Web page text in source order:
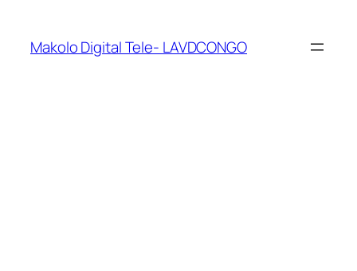
Makolo Digital Tele- LAVDCONGO